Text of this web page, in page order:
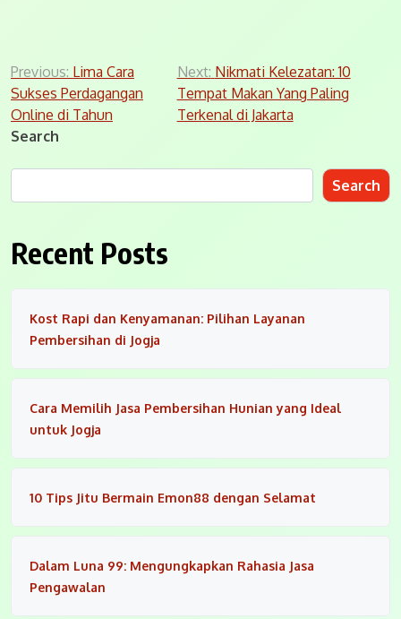
Post
navigation
Previous: Lima Cara
Sukses Perdagangan
Online di Tahun
Next: Nikmati Kelezatan: 10
Tempat Makan Yang Paling
Terkenal di Jakarta
Search
Search
Recent Posts
Kost Rapi dan Kenyamanan: Pilihan Layanan
Pembersihan di Jogja
Cara Memilih Jasa Pembersihan Hunian yang Ideal
untuk Jogja
10 Tips Jitu Bermain Emon88 dengan Selamat
Dalam Luna 99: Mengungkapkan Rahasia Jasa
Pengawalan